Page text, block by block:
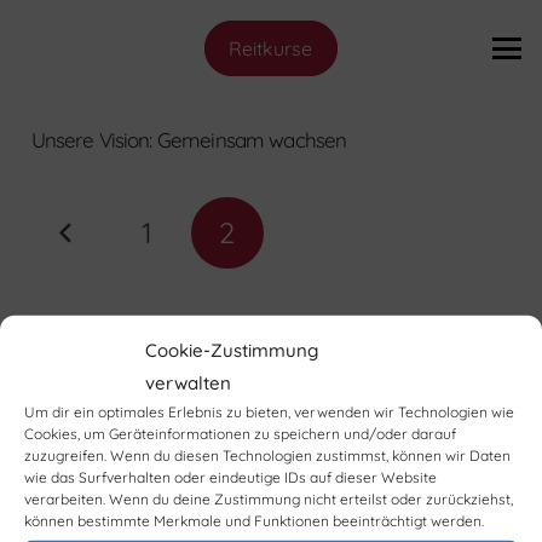
Cookie-Zustimmung
verwalten
Um dir ein optimales Erlebnis zu bieten, verwenden wir Technologien wie
Cookies, um Geräteinformationen zu speichern und/oder darauf
zuzugreifen. Wenn du diesen Technologien zustimmst, können wir Daten
wie das Surfverhalten oder eindeutige IDs auf dieser Website
verarbeiten. Wenn du deine Zustimmung nicht erteilst oder zurückziehst,
können bestimmte Merkmale und Funktionen beeinträchtigt werden.
Reitkurse
Unsere Vision: Gemeinsam wachsen
1 2
Helenenau steht für gelebte
Inklusion, für echtes
Miteinander und für die
Überzeugung, dass Mensch,